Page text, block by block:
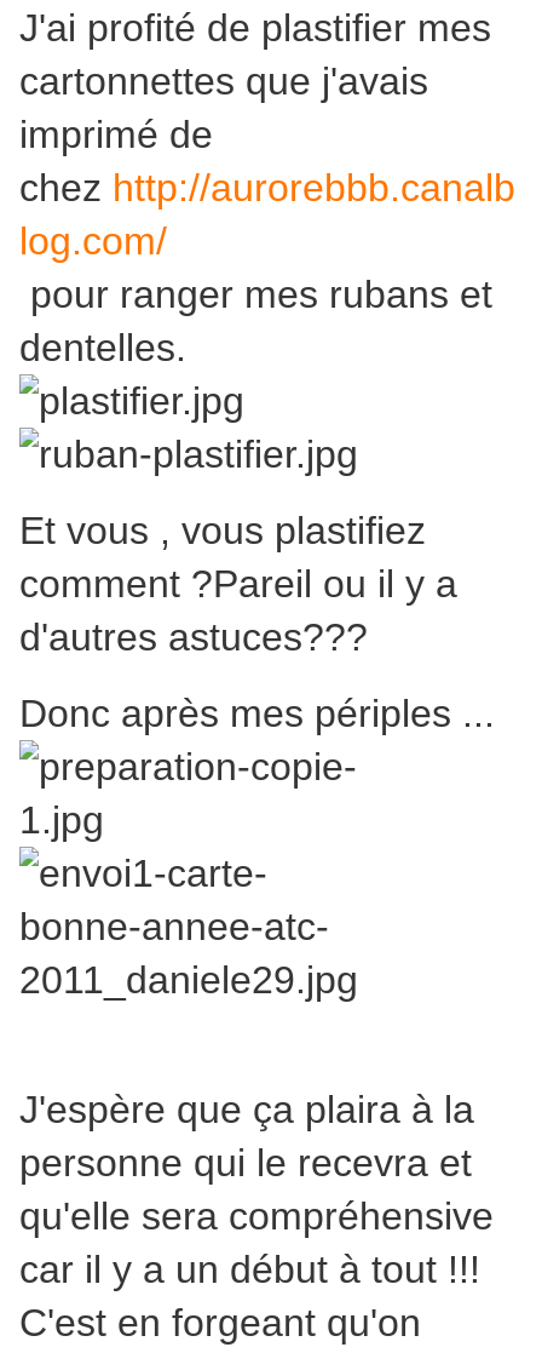
J'ai profité de plastifier mes
cartonnettes que j'avais
imprimé de
chez http://aurorebbb.canalb
log.com/
pour ranger mes rubans et
dentelles.
Et vous , vous plastifiez
comment ?Pareil ou il y a
d'autres astuces???
Donc après mes périples ...
J'espère que ça plaira à la
personne qui le recevra et
qu'elle sera compréhensive
car il y a un début à tout !!!
C'est en forgeant qu'on